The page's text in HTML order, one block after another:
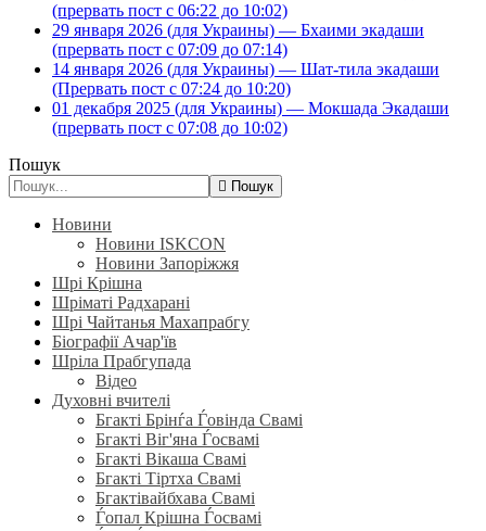
(прервать пост с 06:22 до 10:02)
29 января 2026 (для Украины) — Бхаими экадаши
(прервать пост с 07:09 до 07:14)
14 января 2026 (для Украины) — Шат-тила экадаши
(Прервать пост с 07:24 до 10:20)
01 декабря 2025 (для Украины) — Мокшада Экадаши
(прервать пост с 07:08 до 10:02)
Пошук
Пошук
Новини
Новини ISKCON
Новини Запоріжжя
Шрі Крішна
Шріматі Радхарані
Шрі Чайтанья Махапрабгу
Біографії Ачар'їв
Шріла Прабгупада
Відео
Духовні вчителі
Бгакті Брінѓа Ѓовінда Свамі
Бгакті Віг'яна Ѓосвамі
Бгакті Вікаша Свамі
Бгакті Тіртха Свамі
Бгактівайбхава Свамі
Ѓопал Крішна Ѓосвамі